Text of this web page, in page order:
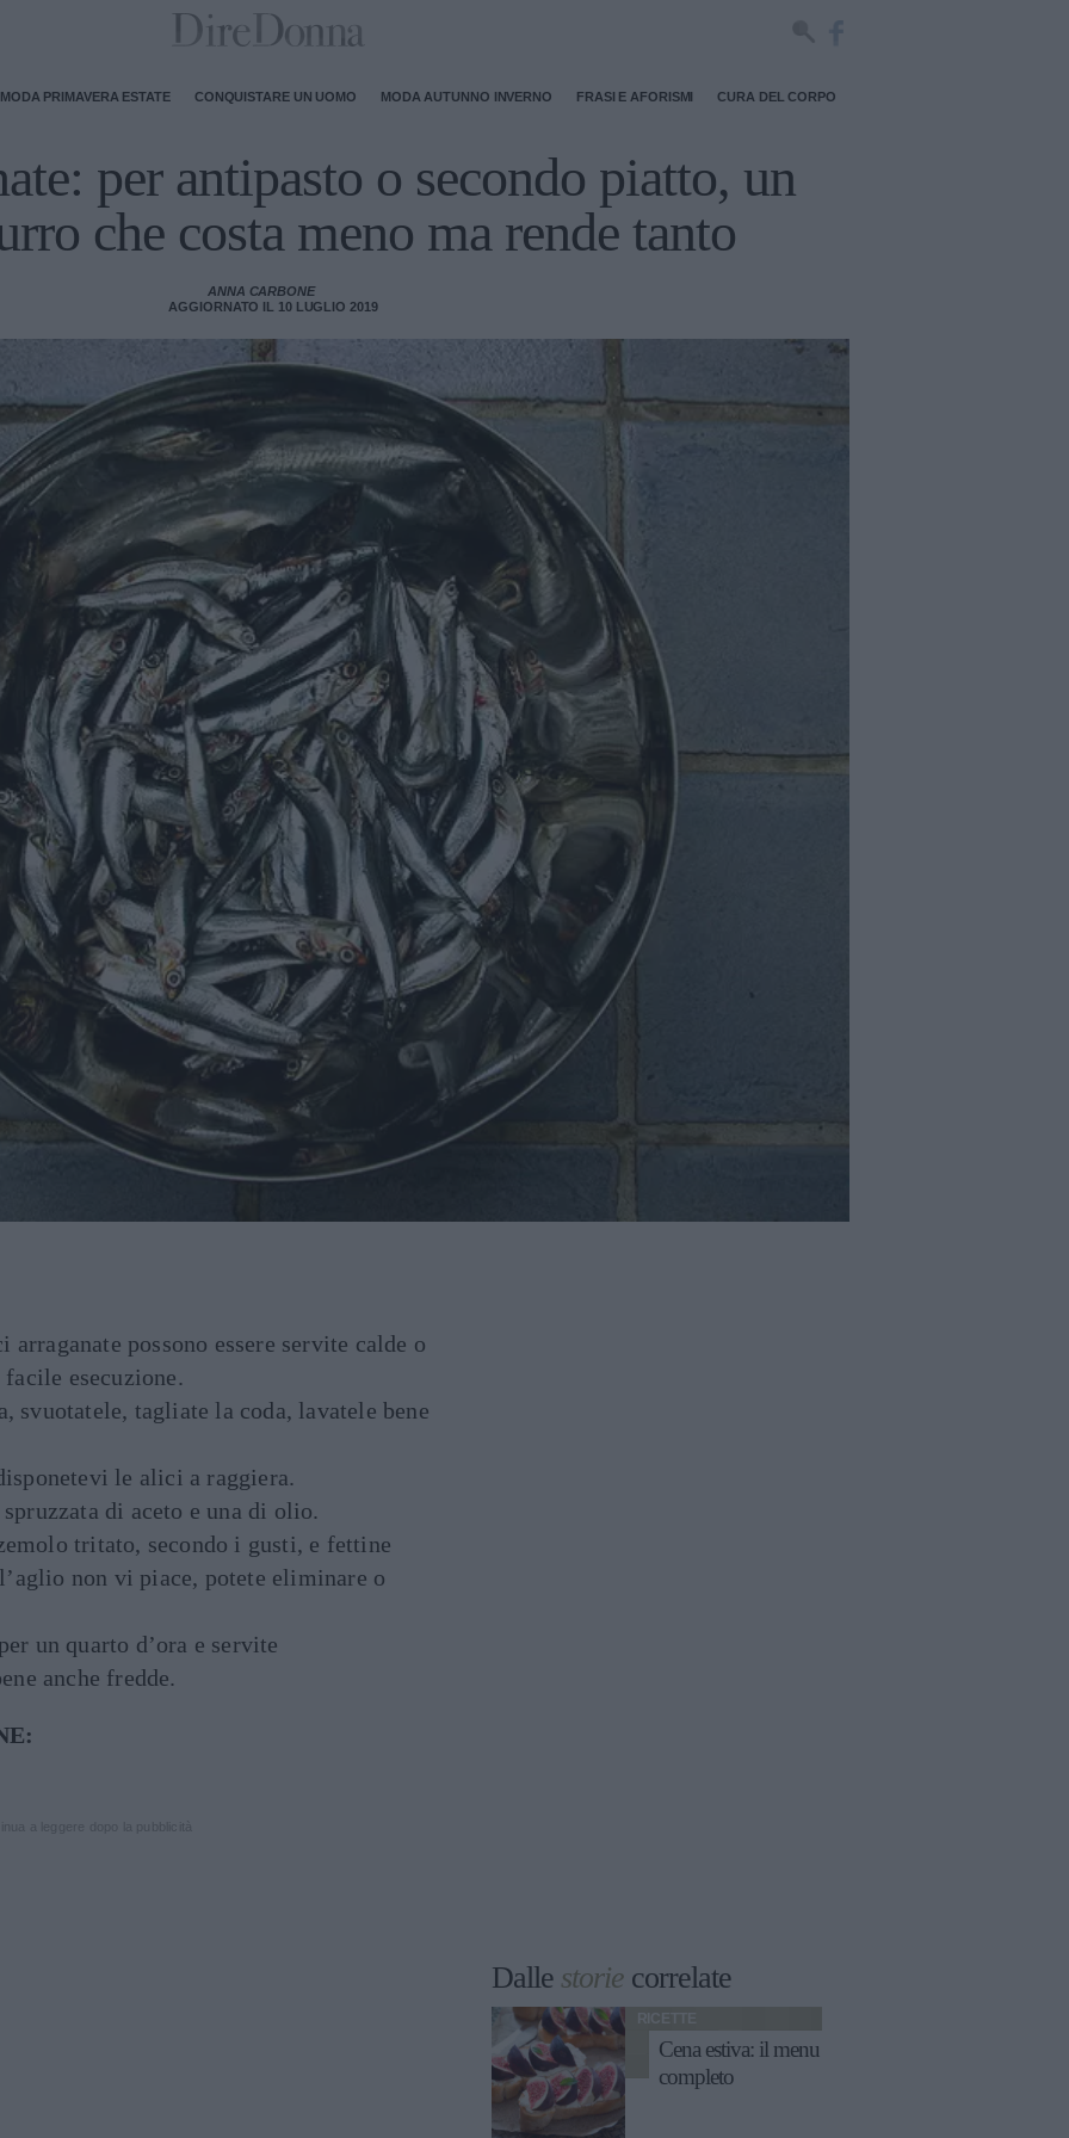
MODA PRIMAVERA ESTATE CONQUISTARE UN UOMO MODA AUTUNNO INVERNO FRASI E AFORISMI CURA DEL CORPO
per antipasto o secondo piatto, un
che costa meno ma rende tanto
ANNA CARBONE
AGGIORNATO IL 10 LUGLIO 2019
possono essere servite calde o
esecuzione.
svuotatele, tagliate la coda, lavatele bene
le alici a raggiera.
di aceto e una di olio.
tritato, secondo i gusti, e fettine
non vi piace, potete eliminare o
un quarto d’ora e servite
anche fredde.
Dalle storie correlate
RICETTE
Cena estiva: il menu
completo